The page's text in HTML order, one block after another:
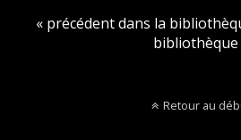
« précédent dans la
bibliothèque
Retour au